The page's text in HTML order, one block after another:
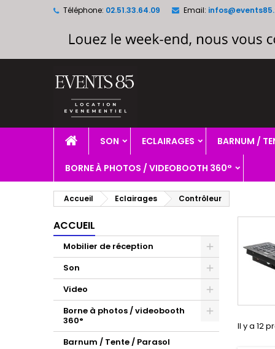
Téléphone: 02.51.33.64.09 Email:
SON ECLAIRAGES BARNUM /
BORNE À PHOTOS / VIDEOBOOTH 360°
Accueil Eclairages Contrôleur
ACCUEIL
Mobilier de réception
Son
Video
Borne à photos / videobooth
360°
Barnum / Tente / Parasol
Il y a 12